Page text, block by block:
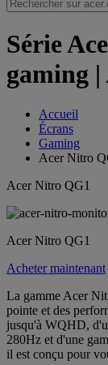
Série
gaming |
Accueil
Écrans
Gaming
Acer Nitro
Acer Nitro QG1
Acer Nitro QG1
Acheter maintenant
La gamme Acer
pointe et des
jusqu'à WQHD,
280Hz et d'une
il est conçu pour